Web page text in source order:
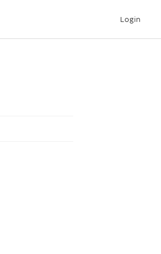
Login